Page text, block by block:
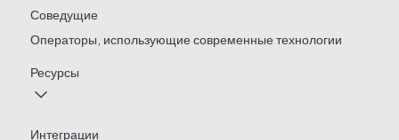
Соведущие
Операторы, использующие современные технологии
Ресурсы
Интеграции